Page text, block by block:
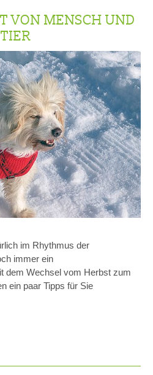
VON MENSCH UND
TIER
im Rhythmus der
immer ein
dem Wechsel vom Herbst zum
ein paar Tipps für Sie